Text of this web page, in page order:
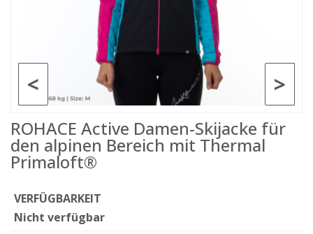
>
<
ROHACE Active Damen-Skijacke für
den alpinen Bereich mit Thermal
Primaloft®
VERFÜGBARKEIT
Nicht verfügbar